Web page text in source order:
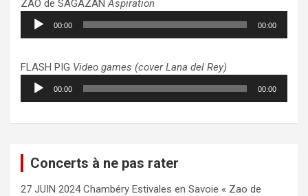
ZAO de SAGAZANAspiration
Lecteur
audio
00:00 00:00
FLASH PIG Video games (cover Lana del Rey)
Lecteur
audio
00:00 00:00
Concerts à ne pas rater
27 JUIN 2024 Chambéry Estivales en Savoie « Zao de